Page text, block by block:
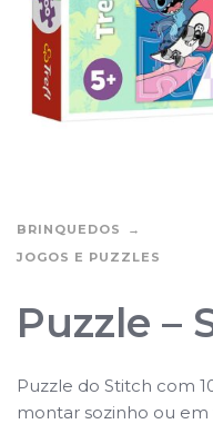
BRINQUEDOS
JOGOS E PUZZLES
Puzzle –
Puzzle do Stitch com
montar sozinho ou em